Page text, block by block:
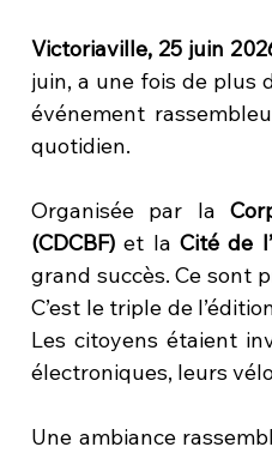
Victoriaville, 25 juin
juin, a une fois de plus
événement
quotidien.
Organisée par la
(CDCBF) et la Cité de
grand succès. Ce sont
C’est le triple de
Les citoyens étaient
électroniques, leurs
Une ambiance